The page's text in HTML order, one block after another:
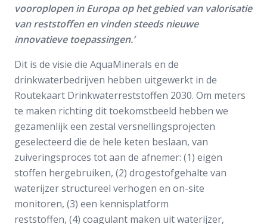
vooroplopen in Europa op het gebied van valorisatie
van reststoffen en vinden steeds nieuwe
innovatieve toepassingen.’
Dit is de visie die AquaMinerals en de
drinkwaterbedrijven hebben uitgewerkt in de
Routekaart Drinkwaterreststoffen 2030. Om meters
te maken richting dit toekomstbeeld hebben we
gezamenlijk een zestal versnellingsprojecten
geselecteerd die de hele keten beslaan, van
zuiveringsproces tot aan de afnemer: (1) eigen
stoffen hergebruiken, (2) drogestofgehalte van
waterijzer structureel verhogen en on-site
monitoren, (3) een kennisplatform
reststoffen, (4) coagulant maken uit waterijzer,